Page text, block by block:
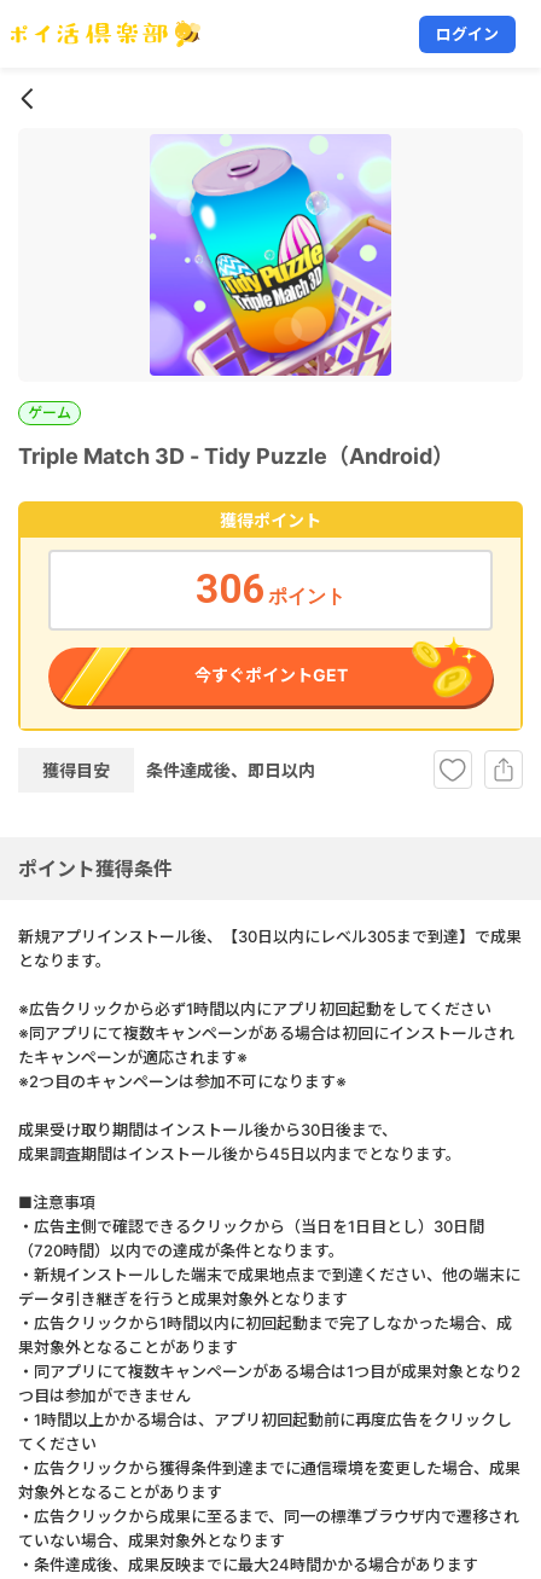
ログイン
ゲーム
Triple Match 3D - Tidy Puzzle（Android）
獲得ポイント
306 ポイント
今すぐポイントGET
獲得目安 条件達成後、即日以内
ポイント獲得条件
新規アプリインストール後、【30日以内にレベル305まで到達】で成果
となります。
※広告クリックから必ず1時間以内にアプリ初回起動をしてください
※同アプリにて複数キャンペーンがある場合は初回にインストールされ
たキャンペーンが適応されます※
※2つ目のキャンペーンは参加不可になります※
成果受け取り期間はインストール後から30日後まで、
成果調査期間はインストール後から45日以内までとなります。
■注意事項
・広告主側で確認できるクリックから（当日を1日目とし）30日間
（720時間）以内での達成が条件となります。
・新規インストールした端末で成果地点まで到達ください、他の端末に
データ引き継ぎを行うと成果対象外となります
・広告クリックから1時間以内に初回起動まで完了しなかった場合、成
果対象外となることがあります
・同アプリにて複数キャンペーンがある場合は1つ目が成果対象となり2
つ目は参加ができません
・1時間以上かかる場合は、アプリ初回起動前に再度広告をクリックし
てください
・広告クリックから獲得条件到達までに通信環境を変更した場合、成果
対象外となることがあります
・広告クリックから成果に至るまで、同一の標準ブラウザ内で遷移され
ていない場合、成果対象外となります
・条件達成後、成果反映までに最大24時間かかる場合があります